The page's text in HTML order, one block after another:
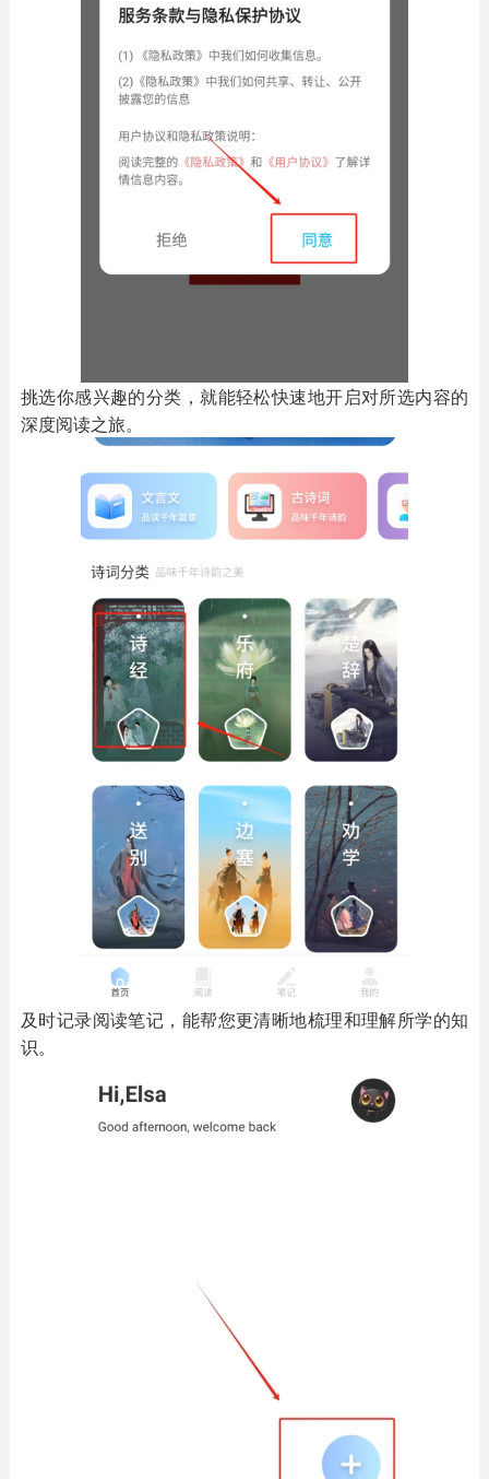
挑选你感兴趣的分类，就能轻松快速地开启对所选内容的
深度阅读之旅。
及时记录阅读笔记，能帮您更清晰地梳理和理解所学的知
识。